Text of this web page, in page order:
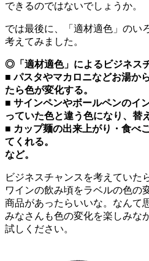
できるのではないでしょうか。
では最後に、「適材適色」のい
考えてみました。
◎「適材適色」によるビジネス
■ パスタやマカロニなどお湯か
たら色が変化する。
■ サインペンやボールペンのイ
っていた色と違う色になり、替
■ カップ麺の出来上がり・食べ
てくれる。
など。
ビジネスチャンスを考えていた
ワインの飲み頃をラベルの色の
商品があったらいいな。なんて
みなさんも色の変化を楽しみな
試しください。